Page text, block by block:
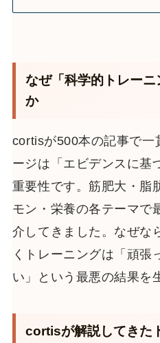
なぜ「科学的トレー
か
cortisが500本の記事で一
ージは「エビデンスに基
重要性です。筋肥大・脂
モン・栄養の各テーマで
介してきました。なぜな
くトレーニングは「頑張
い」という最悪の結果を
cortisが解説してきた